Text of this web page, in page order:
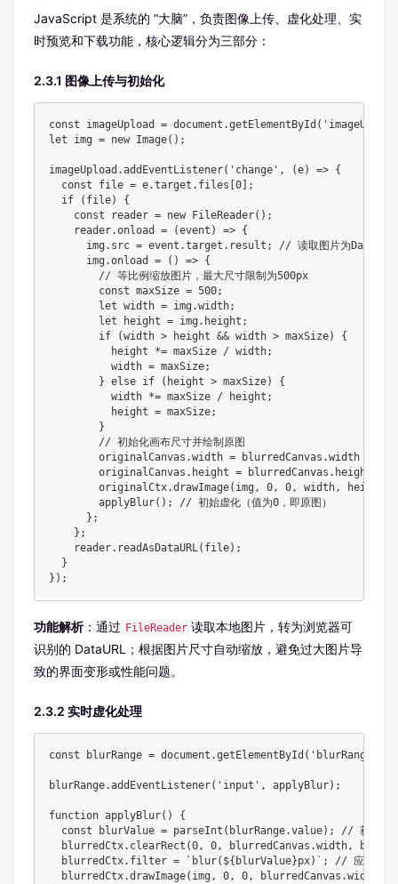
JavaScript 是系统的 “大脑”，负责图像上传、虚化处理、实
时预览和下载功能，核心逻辑分为三部分：
2.3.1 图像上传与初始化
const imageUpload =
let img = new Image();
imageUpload.addEventListener('change', (e) => {
  const file = e.target.files[0];
  if (file) {
    const reader = new FileReader();
    reader.onload = (event) => {
      img.src = event.target.result; // 读取图片为DataURL
      img.onload = () => {
        // 等比例缩放图片，最大尺寸限制为500px
        const maxSize = 500;
        let width = img.width;
        let height = img.height;
        if (width > height && width > maxSize) {
          height *= maxSize / width;
          width = maxSize;
        } else if (height > maxSize) {
          width *= maxSize / height;
          height = maxSize;
        }
        // 初始化画布尺寸并绘制原图
originalCanvas.width = blurredCanvas.width =
originalCanvas.height = blurredCanvas.height =
        originalCtx.drawImage(img, 0, 0, width, height);
        applyBlur(); // 初始虚化（值为0，即原图）
      };
    };
    reader.readAsDataURL(file);
  }
});
功能解析：通过 FileReader 读取本地图片，转为浏览器可
识别的 DataURL；根据图片尺寸自动缩放，避免过大图片导
致的界面变形或性能问题。
2.3.2 实时虚化处理
const blurRange = document.getElementById('blurRange');
blurRange.addEventListener('input', applyBlur);
function applyBlur() {
const blurValue = parseInt(blurRange.value); // 获取滑
blurredCtx.clearRect(0, 0, blurredCanvas.width,
blurredCtx.filter = `blur(${blurValue}px)`; // 应用模糊
blurredCtx.drawImage(img, 0, 0, blurredCanvas.width,